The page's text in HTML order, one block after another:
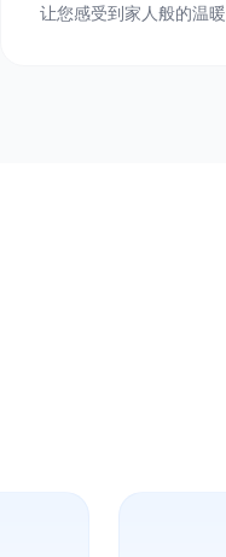
让您感受到家人般的温暖